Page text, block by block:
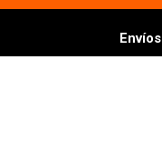
Envíos